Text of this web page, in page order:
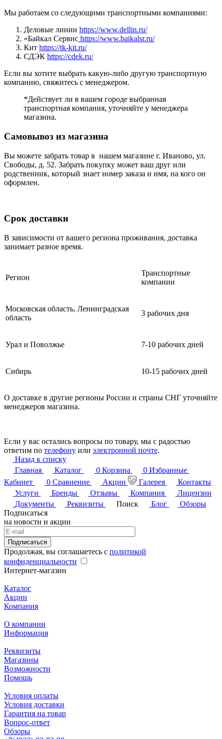
Мы работаем со следующими транспортными компаниями:
Деловые линии https://www.dellin.ru/
«Байкал Сервис https://www.baikalsr.ru/
Кит https://tk-kit.ru/
СДЭК https://cdek.ru/
Если вы хотите выбрать какую-либо другую транспортную
компанию, свяжитесь с менеджером.
*Действует ли в вашем городе выбранная
транспортная компания, уточняйте у менеджера
магазина.
Самовывоз из магазина
Вы можете забрать товар в нашем магазине г. Иваново, ул.
Свободы, д. 52. Забрать покупку может ваш друг или
родственник, который знает номер заказа и имя, на кого он
оформлен.
Срок доставки
В зависимости от вашего региона проживания, доставка
занимает разное время.
Регион
Транспортные
компании
Московская область, Ленинградская
область
3 рабочих дня
Урал и Поволжье 7-10 рабочих дней
Сибирь 10-15 рабочих дней
О доставке в другие регионы России и страны СНГ уточняйте
менеджеров магазина.
Если у вас остались вопросы по товару, мы с радостью
ответим по телефону или электронной почте.
Назад к списку
Главная
Каталог 0 Корзина 0 Избранные
Кабинет
0 Сравнение Акции Галерея
Контакты
Услуги
Бренды Отзывы Компания
Лицензии
Документы
Реквизиты Поиск Блог
Обзоры
Подписаться
на новости и акции
Подписаться
Продолжая, вы соглашаетесь с политикой
конфиденциальности
Интернет-магазин
Каталог
Акции
Компания
О компании
Информация
Реквизиты
Магазины
Возможности
Помощь
Условия оплаты
Условия доставки
Гарантия на товар
Вопрос-ответ
Обзоры